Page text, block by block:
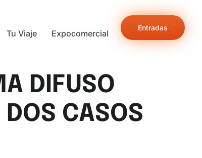
Tu Viaje Expocomercial
Entradas
DIFUSO
DOS CASOS